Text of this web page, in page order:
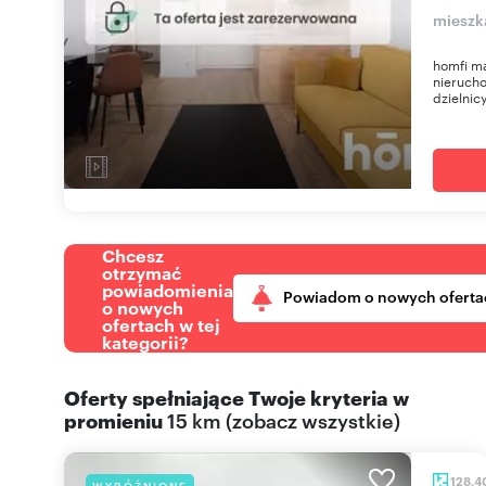
homfi
Chcesz
otrzymać
powiadomienia
o nowych
ofertach w tej
kategorii?
Powiadom o nowych
Oferty spełniające Twoje kryteria w
promieniu15 km (zobacz wszystkie)